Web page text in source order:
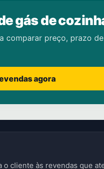
gás de
comparar preço, prazo
agora
o cliente às revendas que